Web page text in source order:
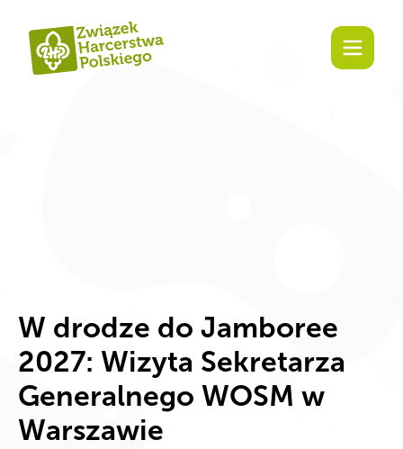
W drodze do Jamboree
2027: Wizyta Sekretarza
Generalnego WOSM w
Warszawie